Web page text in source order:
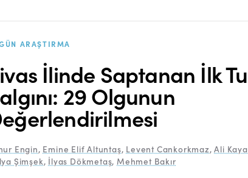
ARAŞTIRMA
İlinde Saptanan İlk
29 Olgunun
Engin, Emine Elif Altuntaş, Levent Cankorkmaz,Ali Kaya
Şimşek, İlyas Dökmetaş,Mehmet Bakır